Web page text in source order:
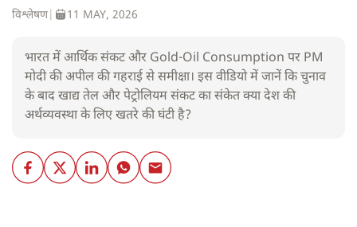
विश्लेषण| 11 MAY, 2026
भारत में आर्थिक संकट और Gold-Oil Consumption पर PM
मोदी की अपील की गहराई से समीक्षा। इस वीडियो में जानें कि चुनाव
के बाद खाद्य तेल और पेट्रोलियम संकट का संकेत क्या देश की
अर्थव्यवस्था के लिए खतरे की घंटी है?